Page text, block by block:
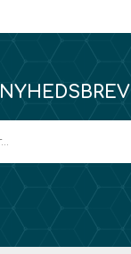
NYHEDSBREV